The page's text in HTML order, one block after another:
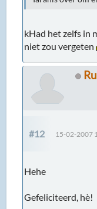
kHad het zelfs in
niet zou vergeten
#12 15-02-2007
Hehe
Gefeliciteerd, hè!